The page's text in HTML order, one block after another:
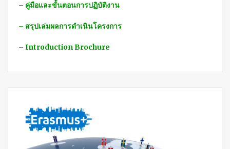
– คู่มือและขั้นตอนการปฏิบัติงาน
– สรุปเล่มผลการดำเนินโครงการ
– Introduction Brochure